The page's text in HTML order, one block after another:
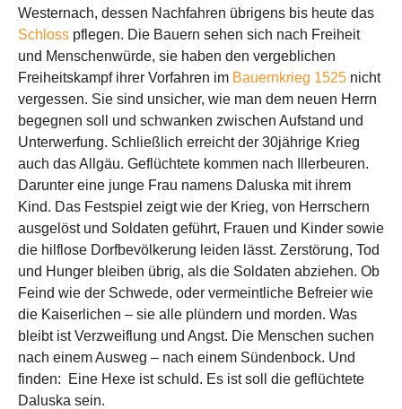
Westernach, dessen Nachfahren übrigens bis heute das
Schloss pflegen. Die Bauern sehen sich nach Freiheit
und Menschenwürde, sie haben den vergeblichen
Freiheitskampf ihrer Vorfahren im Bauernkrieg 1525 nicht
vergessen. Sie sind unsicher, wie man dem neuen Herrn
begegnen soll und schwanken zwischen Aufstand und
Unterwerfung. Schließlich erreicht der 30jährige Krieg
auch das Allgäu. Geflüchtete kommen nach Illerbeuren.
Darunter eine junge Frau namens Daluska mit ihrem
Kind. Das Festspiel zeigt wie der Krieg, von Herrschern
ausgelöst und Soldaten geführt, Frauen und Kinder sowie
die hilflose Dorfbevölkerung leiden lässt. Zerstörung, Tod
und Hunger bleiben übrig, als die Soldaten abziehen. Ob
Feind wie der Schwede, oder vermeintliche Befreier wie
die Kaiserlichen – sie alle plündern und morden. Was
bleibt ist Verzweiflung und Angst. Die Menschen suchen
nach einem Ausweg – nach einem Sündenbock. Und
finden: Eine Hexe ist schuld. Es ist soll die geflüchtete
Daluska sein.